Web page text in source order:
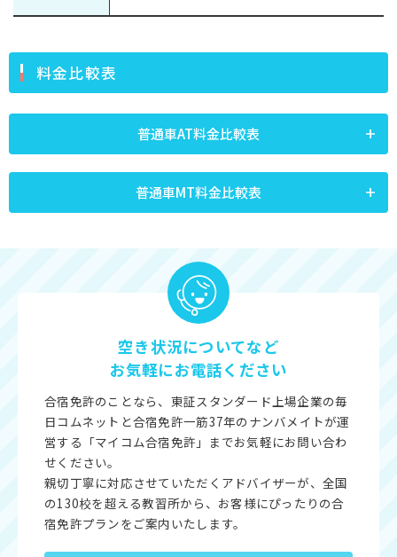
料金比較表
普通車AT料金比較表
普通車MT料金比較表
空き状況についてなど
お気軽にお電話ください
合宿免許のことなら、東証スタンダード上場企業の毎
日コムネットと合宿免許一筋37年のナンバメイトが運
営する「マイコム合宿免許」までお気軽にお問い合わ
せください。
親切丁寧に対応させていただくアドバイザーが、全国
の130校を超える教習所から、お客様にぴったりの合
宿免許プランをご案内いたします。